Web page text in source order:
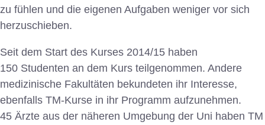
zu fühlen und die eigenen Aufgaben weniger vor sich
herzuschieben.
Seit dem Start des Kurses 2014/15 haben
150 Studenten an dem Kurs teilgenommen. Andere
medizinische Fakultäten bekundeten ihr Interesse,
ebenfalls TM-Kurse in ihr Programm aufzunehmen.
45 Ärzte aus der näheren Umgebung der Uni haben TM